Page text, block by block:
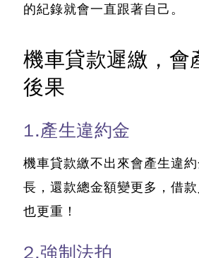
的紀錄就會一直跟著自己。
機車貸款遲繳，會
後果
1.產生違約金
機車貸款繳不出來會產生違
長，還款總金額變更多，借
也更重！
2.強制法拍